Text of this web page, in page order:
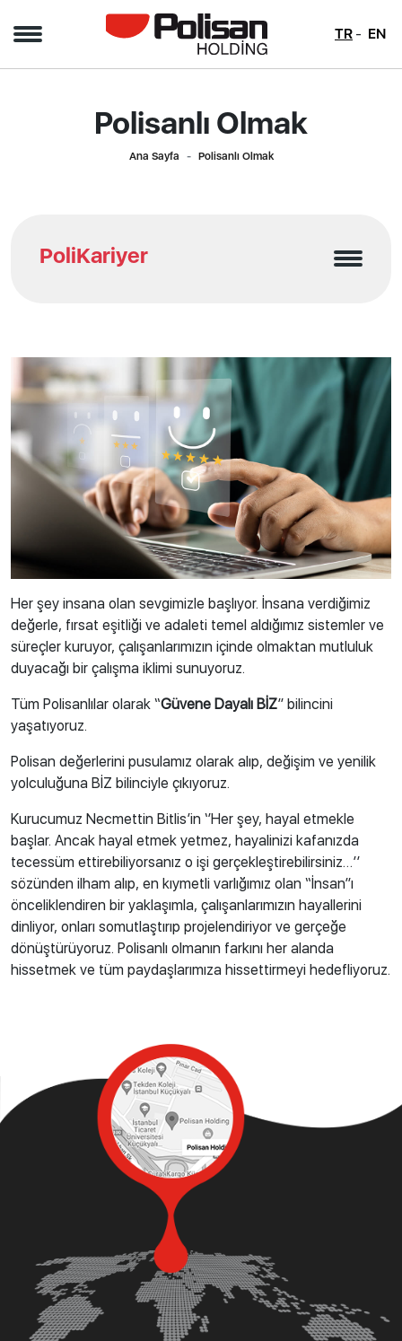
TR EN
Polisanlı Olmak
Ana Sayfa Polisanlı Olmak
Her şey insana olan sevgimizle başlıyor. İnsana verdiğimiz
değerle, fırsat eşitliği ve adaleti temel aldığımız sistemler ve
süreçler kuruyor, çalışanlarımızın içinde olmaktan mutluluk
duyacağı bir çalışma iklimi sunuyoruz.
Tüm Polisanlılar olarak “Güvene Dayalı BİZ” bilincini
yaşatıyoruz.
Polisan değerlerini pusulamız olarak alıp, değişim ve yenilik
yolculuğuna BİZ bilinciyle çıkıyoruz.
Kurucumuz Necmettin Bitlis’in ‘’Her şey, hayal etmekle
başlar. Ancak hayal etmek yetmez, hayalinizi kafanızda
tecessüm ettirebiliyorsanız o işi gerçekleştirebilirsiniz…’’
sözünden ilham alıp, en kıymetli varlığımız olan “İnsan”ı
önceliklendiren bir yaklaşımla, çalışanlarımızın hayallerini
dinliyor, onları somutlaştırıp projelendiriyor ve gerçeğe
dönüştürüyoruz. Polisanlı olmanın farkını her alanda
hissetmek ve tüm paydaşlarımıza hissettirmeyi hedefliyoruz.
PoliKariyer